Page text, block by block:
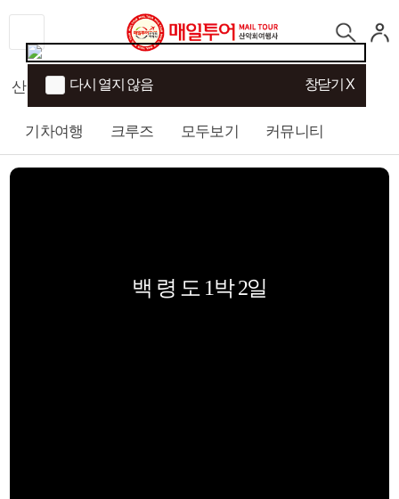
산행 섬/트래킹
기차여행 크루즈 모두보기 커뮤니티
백 령 도 1박 2일
다시 열지 않음 창닫기 X